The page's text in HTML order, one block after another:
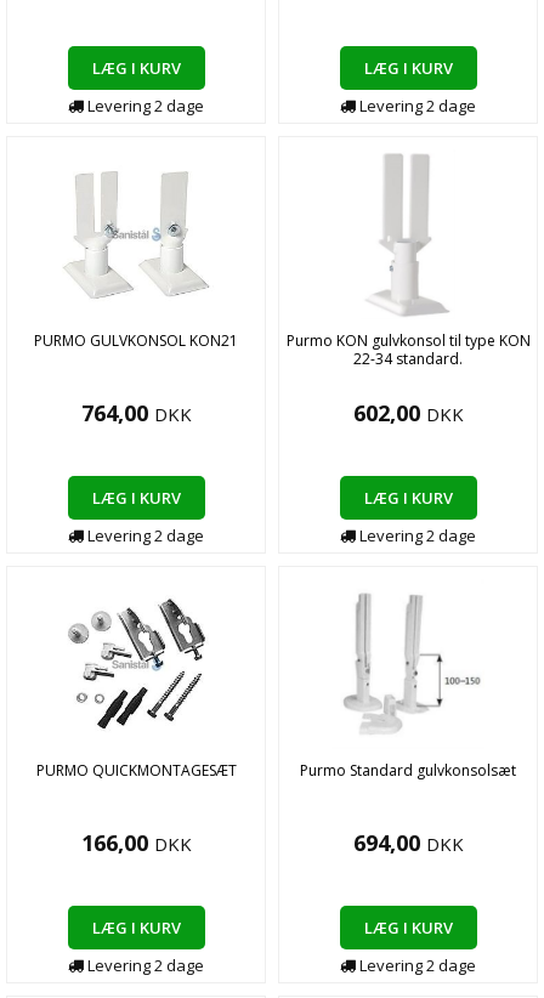
LÆG I KURV
Levering2dage
LÆG I KURV
Levering2dage
PURMO GULVKONSOL KON21
764,00 DKK
LÆG I KURV
Levering2dage
Purmo KON gulvkonsol til type KON
22-34 standard.
602,00 DKK
LÆG I KURV
Levering2dage
PURMO QUICKMONTAGESÆT
166,00 DKK
LÆG I KURV
Levering2dage
Purmo Standard gulvkonsolsæt
694,00 DKK
LÆG I KURV
Levering2dage